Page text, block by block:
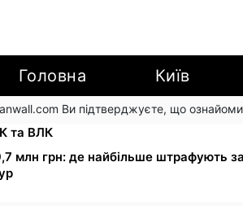
Головна Київ
Ви підтверджуєте, що
одразу: обшуки у
та ВЛК
млн грн: де найбільше штрафують за